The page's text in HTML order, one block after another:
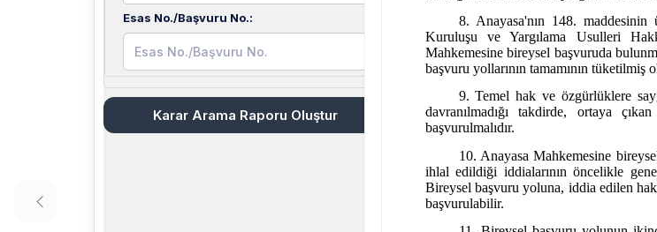
Esas No./Başvuru No.:
Karar Arama Raporu Oluştur